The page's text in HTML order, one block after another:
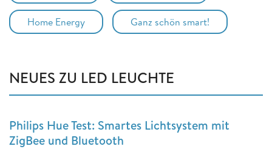
Home Energy Ganz schön smart!
NEUES ZU LED LEUCHTE
Philips Hue Test: Smartes Lichtsystem mit
ZigBee und Bluetooth